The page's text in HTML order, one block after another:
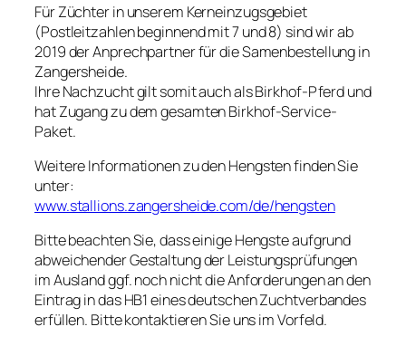
Für Züchter in unserem Kerneinzugsgebiet
(Postleitzahlen beginnend mit 7 und 8) sind wir ab
2019 der Anprechpartner für die Samenbestellung in
Zangersheide.
Ihre Nachzucht gilt somit auch als Birkhof-Pferd und
hat Zugang zu dem gesamten Birkhof-Service-
Paket.
Weitere Informationen zu den Hengsten finden Sie
unter:
www.stallions.zangersheide.com/de/hengsten
Bitte beachten Sie, dass einige Hengste aufgrund
abweichender Gestaltung der Leistungsprüfungen
im Ausland ggf. noch nicht die Anforderungen an den
Eintrag in das HB1 eines deutschen Zuchtverbandes
erfüllen. Bitte kontaktieren Sie uns im Vorfeld.